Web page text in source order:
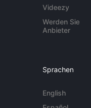
Videezy
Werden Sie
Anbieter
Sprachen
English